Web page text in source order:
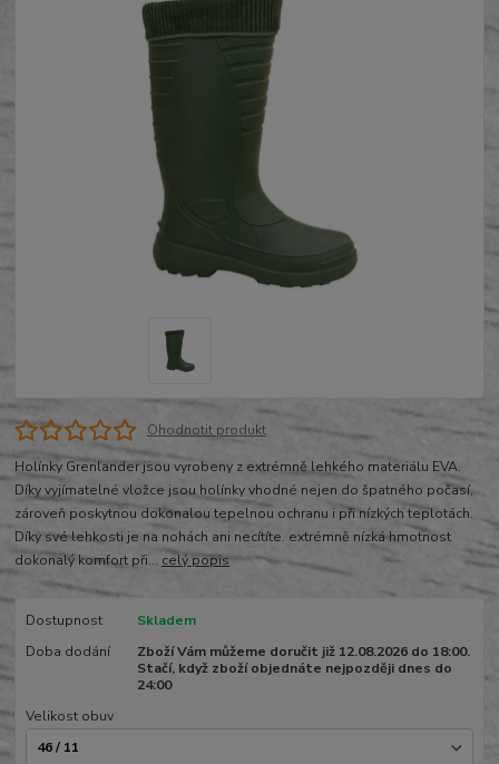
Ohodnotit produkt
Holínky Grenlander jsou vyrobeny z extrémně lehkého materiálu EVA.
Díky vyjímatelné vložce jsou holínky vhodné nejen do špatného počasí,
zároveň poskytnou dokonalou tepelnou ochranu i při nízkých teplotách.
Díky své lehkosti je na nohách ani necítíte. extrémně nízká hmotnost
dokonalý komfort při... celý popis
Dostupnost
Skladem
Doba dodání
Zboží Vám můžeme doručit již 12.08.2026 do 18:00.
Stačí, když zboží objednáte nejpozději dnes do
24:00
Velikost obuv